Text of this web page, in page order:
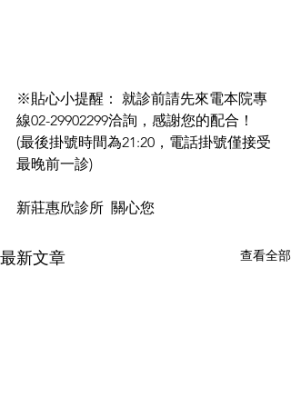
※貼心小提醒： 就診前請先來電本院專
線02-29902299洽詢，感謝您的配合！
(最後掛號時間為21:20，電話掛號僅接受
最晚前一診)
新莊惠欣診所  關心您
最新文章 查看全部